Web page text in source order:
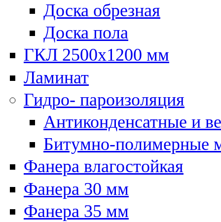
Доска обрезная
Доска пола
ГКЛ 2500х1200 мм
Ламинат
Гидро- пароизоляция
Антиконденсатные и
Битумно-полимерные
Фанера влагостойкая
Фанера 30 мм
Фанера 35 мм